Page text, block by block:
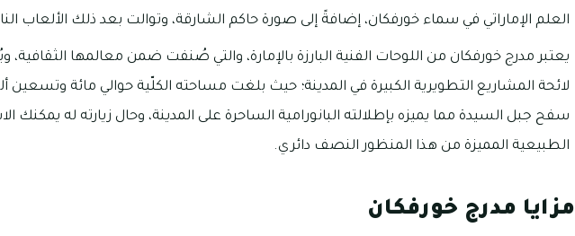
العلم الإماراتي في سماء خورفكان، إضافةً إلى صورة حاكم الشارقة، وتوالت بعد ذلك الألعاب
يعتبر مدرج خورفكان من اللوحات الفنية البارزة بالإمارة، والتي صُنفت ضمن معالمها الثقافية،
لائحة المشاريع التطويرية الكبيرة في المدينة؛ حيث بلغت مساحته الكلّية حوالي مائة
سفح جبل السيدة مما يميزه بإطلالته البانورامية الساحرة على المدينة، وحال زيارته له يمكنك
الطبيعية المميزة من هذا المنظور النصف دائري.
مزايا مدرج خورفكان